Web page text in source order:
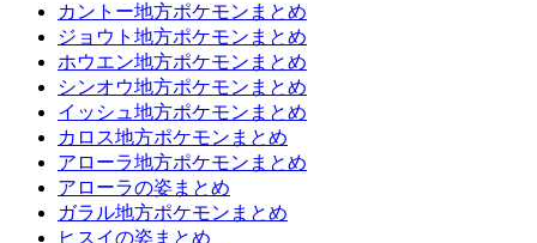
カントー地方ポケモンまとめ
ジョウト地方ポケモンまとめ
ホウエン地方ポケモンまとめ
シンオウ地方ポケモンまとめ
イッシュ地方ポケモンまとめ
カロス地方ポケモンまとめ
アローラ地方ポケモンまとめ
アローラの姿まとめ
ガラル地方ポケモンまとめ
ヒスイの姿まとめ